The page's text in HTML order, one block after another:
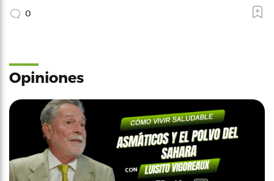
0
Opiniones